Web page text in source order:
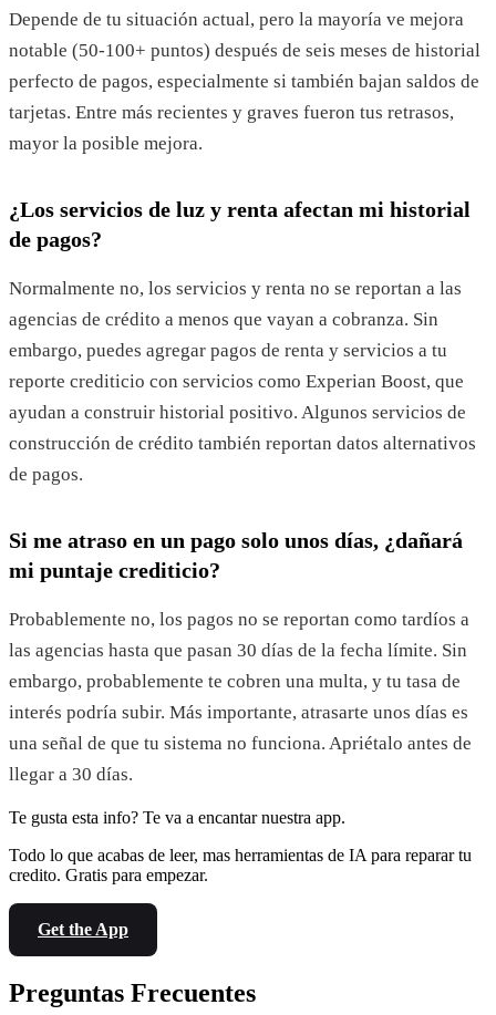
Depende de tu situación actual, pero la mayoría ve mejora
notable (50-100+ puntos) después de seis meses de historial
perfecto de pagos, especialmente si también bajan saldos de
tarjetas. Entre más recientes y graves fueron tus retrasos,
mayor la posible mejora.
¿Los servicios de luz y renta afectan mi historial
de pagos?
Normalmente no, los servicios y renta no se reportan a las
agencias de crédito a menos que vayan a cobranza. Sin
embargo, puedes agregar pagos de renta y servicios a tu
reporte crediticio con servicios como Experian Boost, que
ayudan a construir historial positivo. Algunos servicios de
construcción de crédito también reportan datos alternativos
de pagos.
Si me atraso en un pago solo unos días, ¿dañará
mi puntaje crediticio?
Probablemente no, los pagos no se reportan como tardíos a
las agencias hasta que pasan 30 días de la fecha límite. Sin
embargo, probablemente te cobren una multa, y tu tasa de
interés podría subir. Más importante, atrasarte unos días es
una señal de que tu sistema no funciona. Apriétalo antes de
llegar a 30 días.
Te gusta esta info? Te va a encantar nuestra app.
Todo lo que acabas de leer, mas herramientas de IA para reparar tu
credito. Gratis para empezar.
Get the App
Preguntas Frecuentes